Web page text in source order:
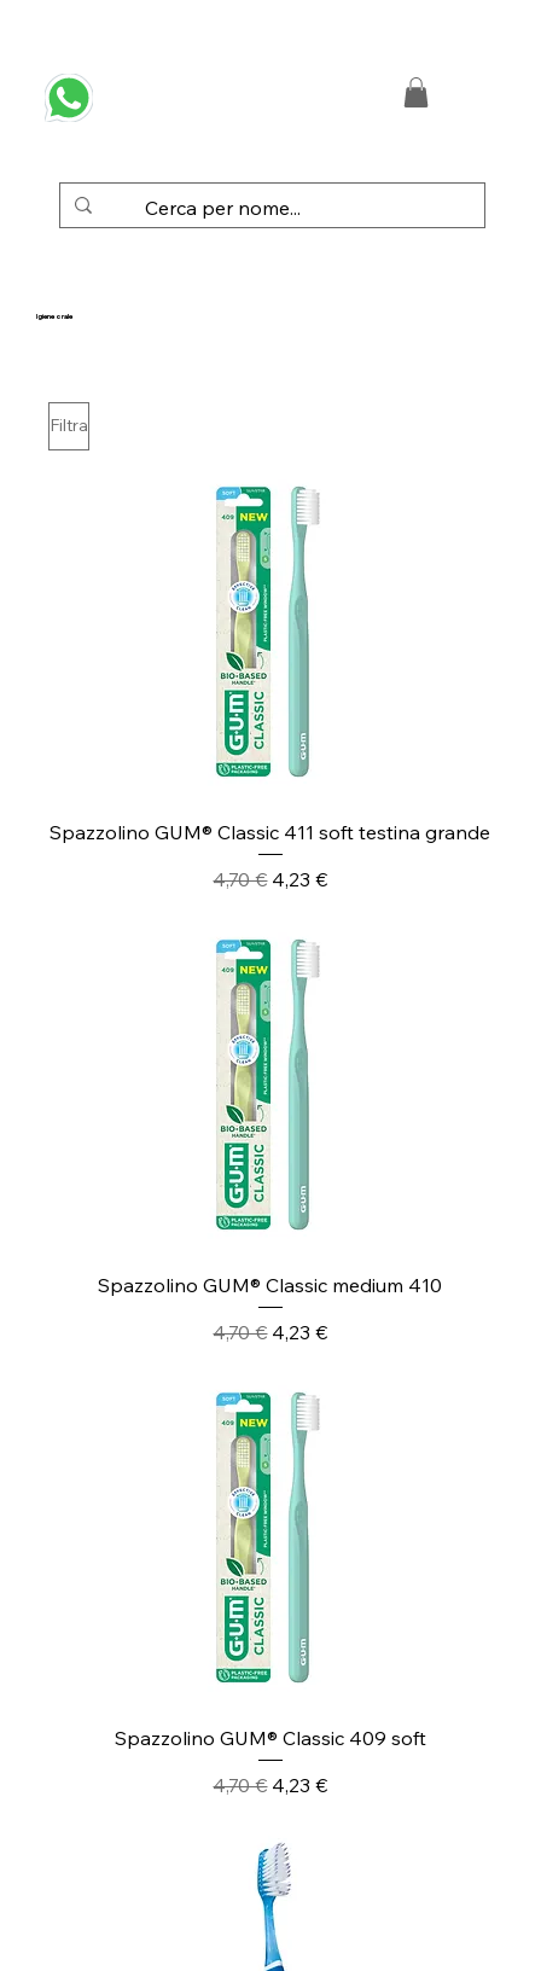
Igiene orale
Filtra
Spazzolino GUM® Classic 411 soft testina grande
Prezzo regolare
4,70 € Prezzo scontato
4,23 €
Spazzolino GUM® Classic medium 410
Prezzo regolare
4,70 € Prezzo scontato
4,23 €
Spazzolino GUM® Classic 409 soft
Prezzo regolare
4,70 € Prezzo scontato
4,23 €